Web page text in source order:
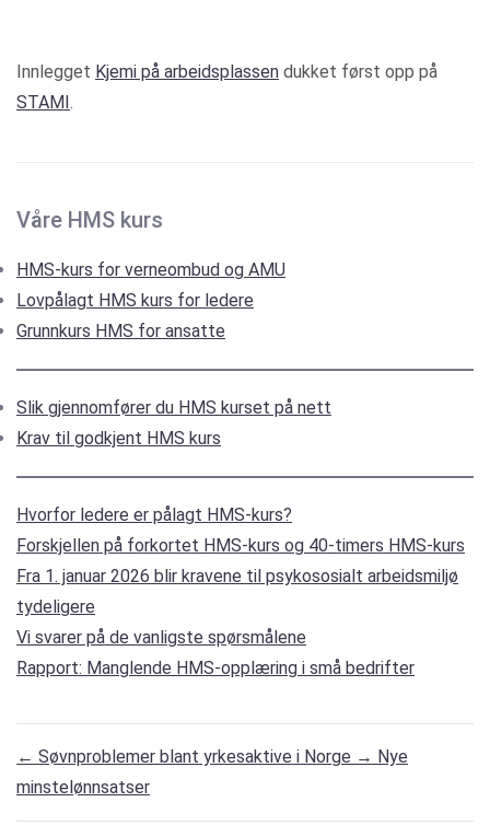
Innlegget Kjemi på arbeidsplassen dukket først opp på
STAMI.
Våre HMS kurs
HMS-kurs for verneombud og AMU
Lovpålagt HMS kurs for ledere
Grunnkurs HMS for ansatte
Slik gjennomfører du HMS kurset på nett
Krav til godkjent HMS kurs
Hvorfor ledere er pålagt HMS-kurs?
Forskjellen på forkortet HMS-kurs og 40-timers HMS-kurs
Fra 1. januar 2026 blir kravene til psykososialt arbeidsmiljø
tydeligere
Vi svarer på de vanligste spørsmålene
Rapport: Manglende HMS-opplæring i små bedrifter
← Søvnproblemer blant yrkesaktive i Norge → Nye
minstelønnsatser